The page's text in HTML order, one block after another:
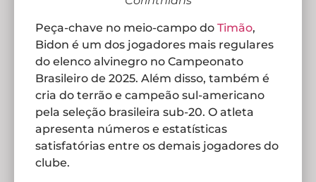
Peça-chave no meio-campo do Timão,
Bidon é um dos jogadores mais regulares
do elenco alvinegro no Campeonato
Brasileiro de 2025. Além disso, também é
cria do terrão e campeão sul-americano
pela seleção brasileira sub-20. O atleta
apresenta números e estatísticas
satisfatórias entre os demais jogadores do
clube.